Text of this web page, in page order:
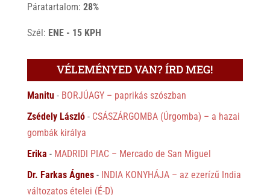
Páratartalom: 28%
Szél: ENE - 15 KPH
VÉLEMÉNYED VAN? ÍRD MEG!
Manitu- BORJÚAGY – paprikás szószban
Zsédely László- CSÁSZÁRGOMBA (Úrgomba) – a hazai
gombák királya
Erika - MADRIDI PIAC – Mercado de San Miguel
Dr. Farkas Ágnes- INDIA KONYHÁJA – az ezerízű India
változatos ételei (É-D)